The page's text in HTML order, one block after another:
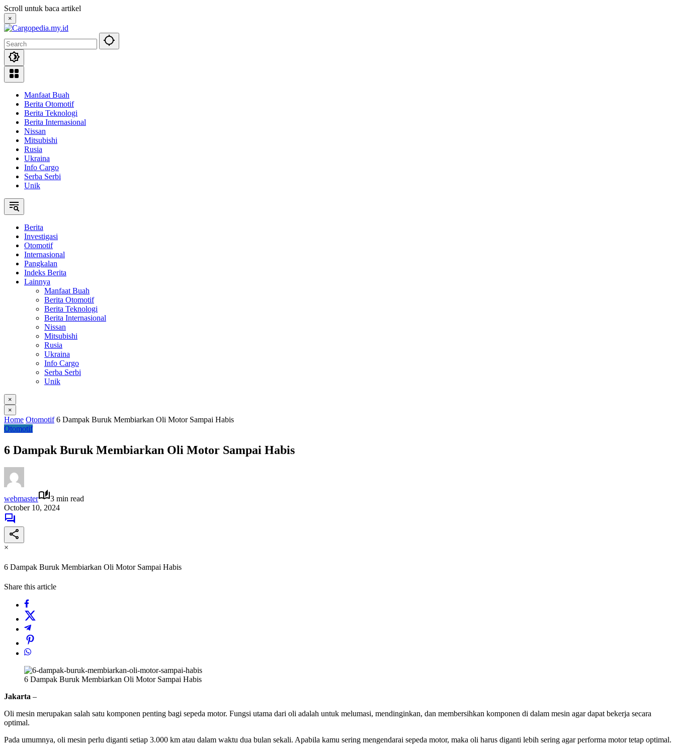
Skip
to
content
Scroll untuk baca artikel
×
Manfaat Buah
Berita Otomotif
Berita Teknologi
Berita Internasional
Nissan
Mitsubishi
Rusia
Ukraina
Info Cargo
Serba Serbi
Unik
Berita
Investigasi
Otomotif
Internasional
Pangkalan
Indeks Berita
Lainnya
Manfaat Buah
Berita Otomotif
Berita Teknologi
Berita Internasional
Nissan
Mitsubishi
Rusia
Ukraina
Info Cargo
Serba Serbi
Unik
×
×
Home Otomotif 6 Dampak Buruk Membiarkan Oli Motor Sampai Habis
Otomotif
6 Dampak Buruk Membiarkan Oli Motor Sampai Habis
webmaster
3 min read
October 10, 2024
×
6 Dampak Buruk Membiarkan Oli Motor Sampai Habis
Share this article
6 Dampak Buruk Membiarkan Oli Motor Sampai Habis
Jakarta –
Oli mesin merupakan salah satu komponen penting bagi sepeda motor. Fungsi utama dari oli adalah untuk melumasi, mendinginkan, dan membersihkan komponen di dalam mesin agar dapat bekerja secara
optimal.
Pada umumnya, oli mesin perlu diganti setiap 3.000 km atau dalam waktu dua bulan sekali. Apabila kamu sering mengendarai sepeda motor, maka oli harus diganti lebih sering agar performa motor tetap optimal.